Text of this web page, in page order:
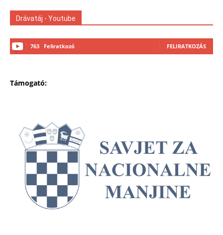
Drávatáj - Youtube
763 Feliratkozó FELIRATKOZÁS
Támogató: